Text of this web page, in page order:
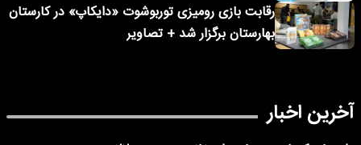
رقابت بازی رومیزی توربوشوت «دایکاپ» در کارستان
بهارستان برگزار شد + تصاویر
آخرین اخبار